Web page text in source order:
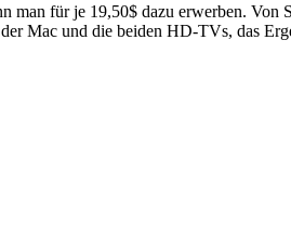
man für je 19,50$ dazu erwerben. Von
Mac und die beiden HD-TVs, das